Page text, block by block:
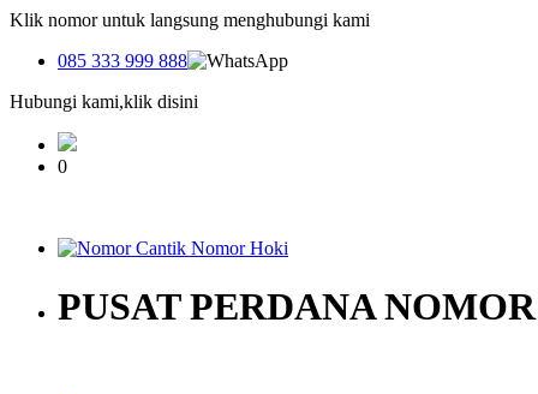
Klik nomor untuk langsung menghubungi kami
085 333 999 888
Hubungi kami,klik disini
0
PUSAT PERDANA